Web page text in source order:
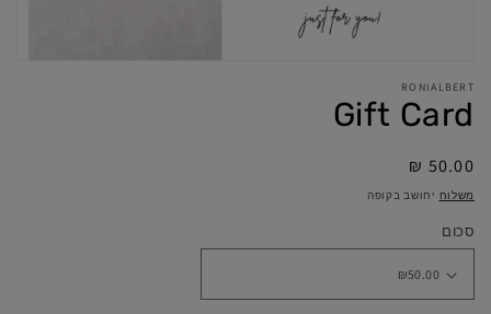
RONIALBERT
Gift Card
מחיר
מלא
50.00 ₪
משלוח יחושב בקופה
סכום